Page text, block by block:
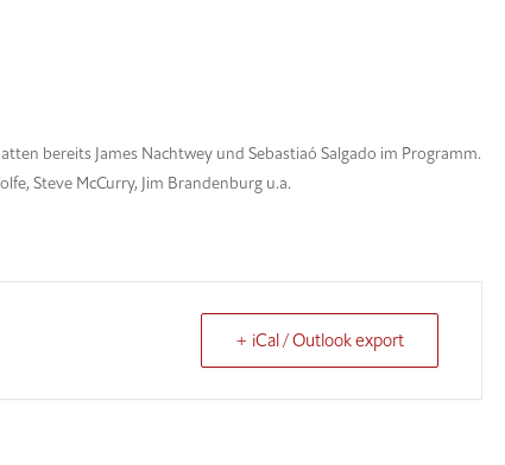
bereits James Nachtwey und Sebastiaó Salgado im Programm.
Steve McCurry, Jim Brandenburg u.a.
+ iCal / Outlook export